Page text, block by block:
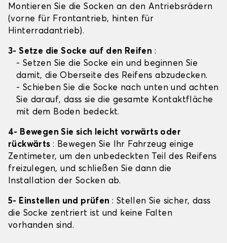
Montieren Sie die Socken an den Antriebsrädern
(vorne für Frontantrieb, hinten für
Hinterradantrieb).
3- Setze die Socke auf den Reifen :
- Setzen Sie die Socke ein und beginnen Sie
damit, die Oberseite des Reifens abzudecken.
- Schieben Sie die Socke nach unten und achten
Sie darauf, dass sie die gesamte Kontaktfläche
mit dem Boden bedeckt.
4- Bewegen Sie sich leicht vorwärts oder
rückwärts: Bewegen Sie Ihr Fahrzeug einige
Zentimeter, um den unbedeckten Teil des Reifens
freizulegen, und schließen Sie dann die
Installation der Socken ab.
5- Einstellen und prüfen : Stellen Sie sicher, dass
die Socke zentriert ist und keine Falten
vorhanden sind.